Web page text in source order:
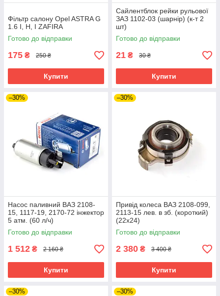
Фільтр салону Opel ASTRA G
1.6 I, H, I ZAFIRA
Готово до відправки
175 ₴ 250 ₴
Купити
Сайлентблок рейки рульової
ЗАЗ 1102-03 (шарнір) (к-т 2
шт)
Готово до відправки
21 ₴ 30 ₴
Купити
–30%
Насос паливний ВАЗ 2108-
15, 1117-19, 2170-72 інжектор
5 атм. (60 л/ч)
Готово до відправки
1 512 ₴ 2 160 ₴
Купити
–30%
Привід колеса ВАЗ 2108-099,
2113-15 лев. в зб. (короткий)
(22х24)
Готово до відправки
2 380 ₴ 3 400 ₴
Купити
–30% –30%